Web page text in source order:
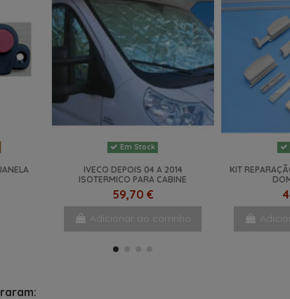
Em Stock
IVECO DEPOIS 04 A 2014
ISOTERMICO PARA CABINE
59,70 €
Adicionar ao carrinho
KIT